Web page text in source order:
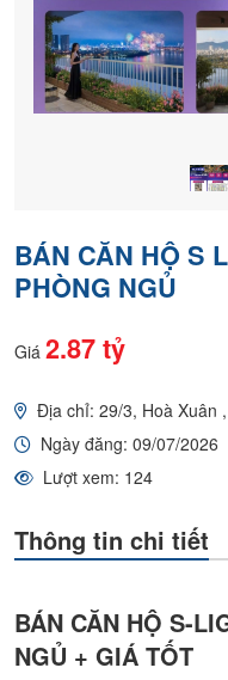
BÁN CĂN HỘ S
PHÒNG NGỦ
Giá 2.87 tỷ
Địa chỉ: 29/3, Hoà Xuân
Ngày đăng: 09/07/2026
Lượt xem: 124
Thông tin chi tiết
BÁN CĂN HỘ S-
NGỦ + GIÁ TỐT